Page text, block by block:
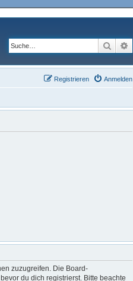
Suche
Anmelden
Registrieren
zuzugreifen. Die Board-
du dich registrierst. Bitte beachte